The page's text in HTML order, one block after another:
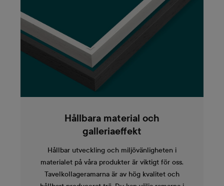
Hållbara material och
galleriaeffekt
Hållbar utveckling och miljövänligheten i
materialet på våra produkter är viktigt för oss.
Tavelkollageramarna är av hög kvalitet och